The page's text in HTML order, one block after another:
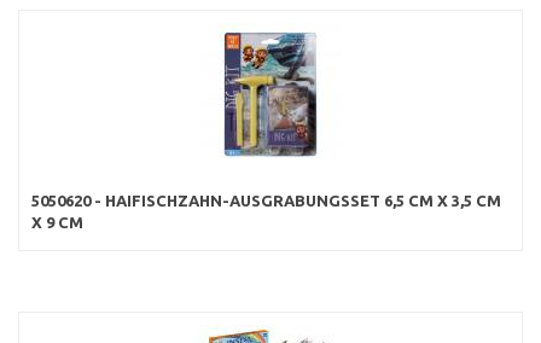
5050620 - HAIFISCHZAHN-AUSGRABUNGSSET 6,5 CM X 3,5 CM
X 9 CM